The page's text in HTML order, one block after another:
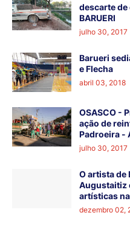
descarte de
BARUERI
julho 30, 2017
Barueri
e Flecha
abril 03, 2018
OSASCO -
ação de
Padroeira -
julho 30, 2017
O artista de
Augustaitiz
artísticas
dezembro 02,